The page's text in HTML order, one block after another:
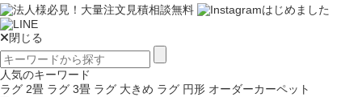
閉じる
人気のキーワード
ラグ 2畳 ラグ 3畳 ラグ 大きめ ラグ 円形 オーダーカーペット